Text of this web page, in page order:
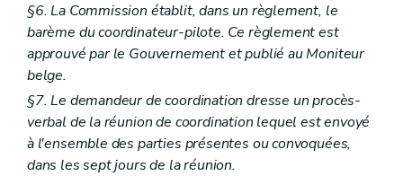
§6. La Commission établit, dans un règlement, le
barème du coordinateur-pilote. Ce règlement est
approuvé par le Gouvernement et publié auMoniteur
belge.
§7. Le demandeur de coordination dresse un procès-
verbal de la réunion de coordination lequel est envoyé
à l'ensemble des parties présentes ou convoquées,
dans les sept jours de la réunion.